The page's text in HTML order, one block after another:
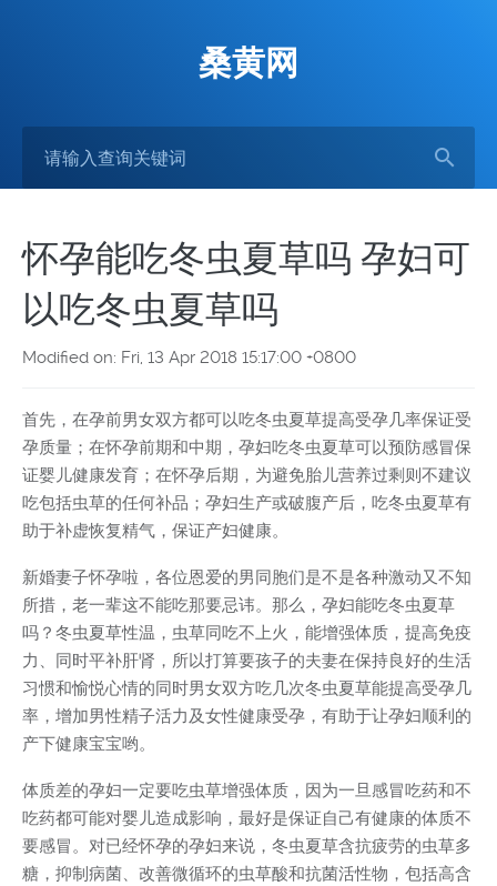
桑黄网
怀孕能吃冬虫夏草吗 孕妇可
以吃冬虫夏草吗
Modified on: Fri, 13 Apr 2018 15:17:00 +0800
首先，在孕前男女双方都可以吃冬虫夏草提高受孕几率保证受
孕质量；在怀孕前期和中期，孕妇吃冬虫夏草可以预防感冒保
证婴儿健康发育；在怀孕后期，为避免胎儿营养过剩则不建议
吃包括虫草的任何补品；孕妇生产或破腹产后，吃冬虫夏草有
助于补虚恢复精气，保证产妇健康。
新婚妻子怀孕啦，各位恩爱的男同胞们是不是各种激动又不知
所措，老一辈这不能吃那要忌讳。那么，孕妇能吃冬虫夏草
吗？冬虫夏草性温，虫草同吃不上火，能增强体质，提高免疫
力、同时平补肝肾，所以打算要孩子的夫妻在保持良好的生活
习惯和愉悦心情的同时男女双方吃几次冬虫夏草能提高受孕几
率，增加男性精子活力及女性健康受孕，有助于让孕妇顺利的
产下健康宝宝哟。
体质差的孕妇一定要吃虫草增强体质，因为一旦感冒吃药和不
吃药都可能对婴儿造成影响，最好是保证自己有健康的体质不
要感冒。对已经怀孕的孕妇来说，冬虫夏草含抗疲劳的虫草多
糖，抑制病菌、改善微循环的虫草酸和抗菌活性物，包括高含